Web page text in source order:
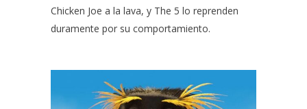
Chicken Joe a la lava, y The 5 lo reprenden
duramente por su comportamiento.